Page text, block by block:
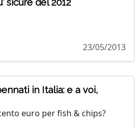
sicure del 2012
23/05/2013
in Italia: e a voi,
euro per fish & chips?